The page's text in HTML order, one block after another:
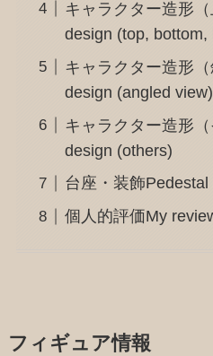
キャラクター造形
design (top, bottom,
キャラクター造形
design (angled view)
キャラクター造形
design (others)
台座・装飾
個人的評価My
フィギュア情報